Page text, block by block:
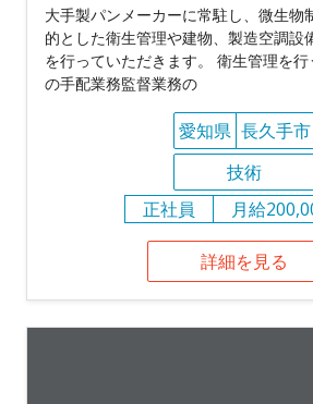
大手製パンメーカーに常駐し、微生物
的とした衛生管理や建物、製造空調設
を行っていただきます。 衛生管理を
の手配業務監督業務の
愛知県 長久手市
技術
正社員
月給
詳細を見る